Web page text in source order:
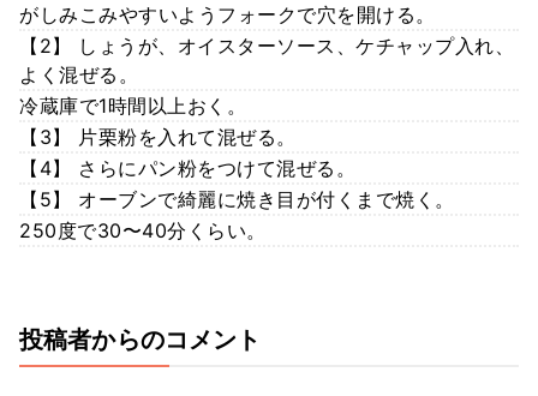
がしみこみやすいようフォークで穴を開ける。
【2】 しょうが、オイスターソース、ケチャップ入れ、
よく混ぜる。
冷蔵庫で1時間以上おく。
【3】 片栗粉を入れて混ぜる。
【4】 さらにパン粉をつけて混ぜる。
【5】 オーブンで綺麗に焼き目が付くまで焼く。
250度で30〜40分くらい。
投稿者からのコメント